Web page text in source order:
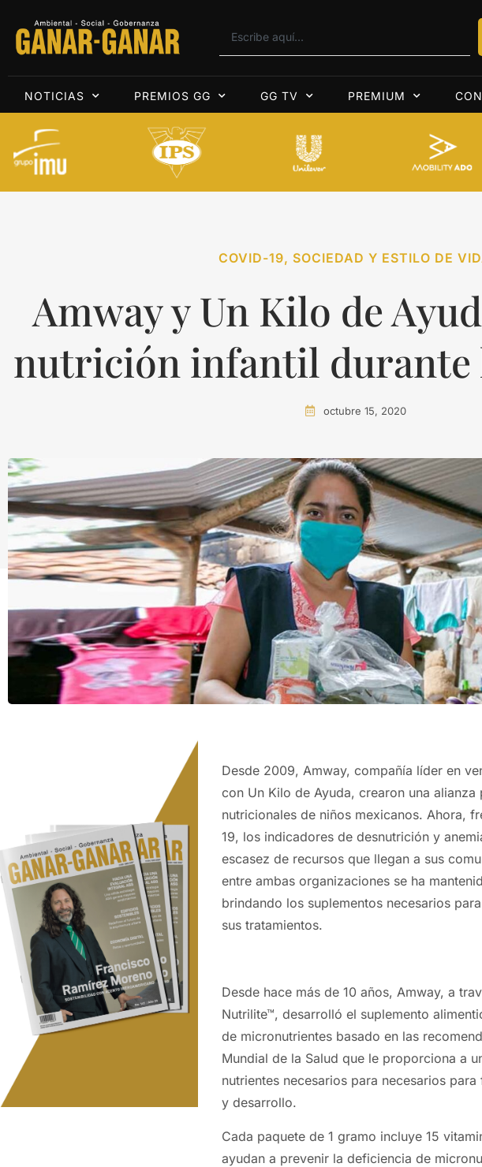
NOTICIAS PREMIOS GG GG TV PREMIUM
COVID-19, SOCIEDAD Y ESTILO DE
Amway y Un Kilo de
nutrición infantil durante
octubre 15, 2020
Desde 2009, Amway, compañía líder en
con Un Kilo de Ayuda, crearon una
nutricionales de niños mexicanos. Ahora,
19, los indicadores de desnutrición y
escasez de recursos que llegan a sus
entre ambas organizaciones se ha
brindando los suplementos necesarios
sus tratamientos.
Desde hace más de 10 años, Amway, a
Nutrilite™, desarrolló el suplemento
de micronutrientes basado en las
Mundial de la Salud que le proporciona a
nutrientes necesarios para necesarios
y desarrollo.
Cada paquete de 1 gramo incluye 15
ayudan a prevenir la deficiencia de